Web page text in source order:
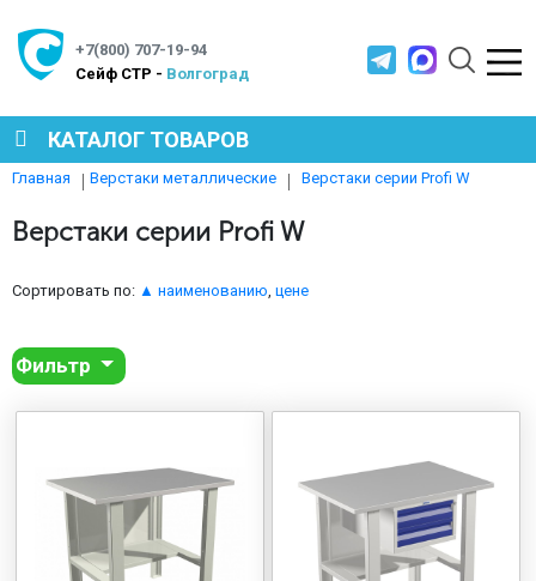
+7(800) 707-19-94
Cейф СТР - Волгоград
КАТАЛОГ ТОВАРОВ
МЕТАЛЛИЧЕСКАЯ МЕБЕЛЬ
МЕТАЛЛИЧЕСКИЕ СТЕЛЛАЖИ
МЕДИЦИНСКАЯ МЕБЕЛЬ
Главная Верстаки металлические Верстаки серии Profi W
Верстаки серии Profi W
Сортировать по: ▲ наименованию цене
Фильтр